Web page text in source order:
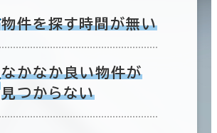
物件を探す時間が無い
なかなか良い物件が
見つからない